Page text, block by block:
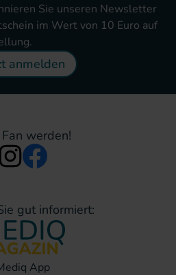
Sie unseren Newsletter
im Wert von 10 Euro auf
anmelden
werden!
gut informiert:
App